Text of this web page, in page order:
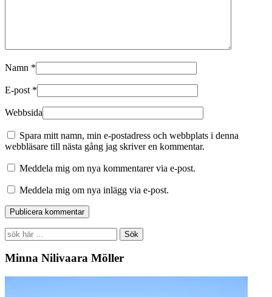
Namn *
E-post *
Webbsida
Spara mitt namn, min e-postadress och webbplats i denna
webbläsare till nästa gång jag skriver en kommentar.
Meddela mig om nya kommentarer via e-post.
Meddela mig om nya inlägg via e-post.
Search
for:
Minna Nilivaara Möller